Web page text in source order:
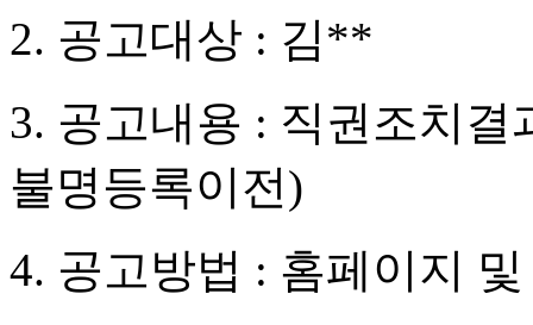
2. 공고대상 : 김**
3. 공고내용 : 직권조치
불명등록이전)
4. 공고방법 : 홈페이지